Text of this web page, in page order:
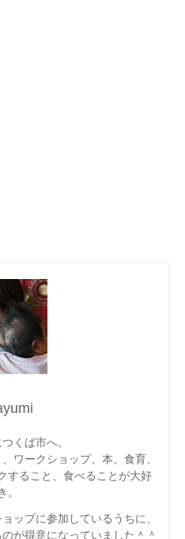
くば市へ。
ワークショップ、本、食育、
すること、食べることが大好
。
ップに参加しているうちに、
が得意になっていました＾＾